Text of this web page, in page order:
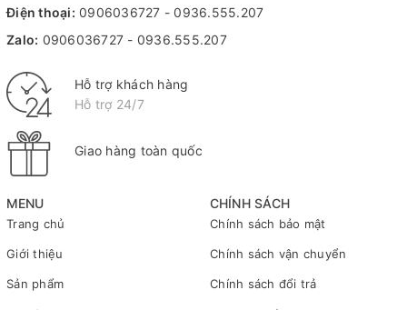
MENU
Trang chủ
Giới thiệu
Sản phẩm
CHÍNH SÁCH
Chính sách bảo mật
Chính sách vận chuyển
Chính sách đổi trả
Điện thoại: 0906036727 -0936.555.207
Zalo: 0906036727 - 0936.555.207
Hỗ trợ khách hàng
Hỗ trợ 24/7
Giao hàng toàn quốc